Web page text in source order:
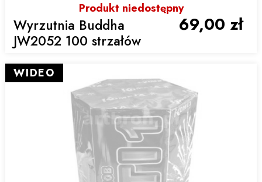
Produkt niedostępny
Wyrzutnia Buddha
JW2052 100 strzałów
69,00 zł
WIDEO